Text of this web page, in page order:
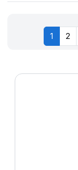
EAGLE F1
1 2